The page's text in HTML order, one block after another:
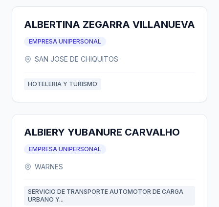
ALBERTINA ZEGARRA VILLANUEVA
EMPRESA UNIPERSONAL
SAN JOSE DE CHIQUITOS
HOTELERIA Y TURISMO
ALBIERY YUBANURE CARVALHO
EMPRESA UNIPERSONAL
WARNES
SERVICIO DE TRANSPORTE AUTOMOTOR DE CARGA
URBANO Y...